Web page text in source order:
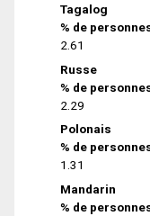
Tagalog
% de
2.61
Russe
% de
2.29
Polonais
% de
1.31
Mandarin
% de